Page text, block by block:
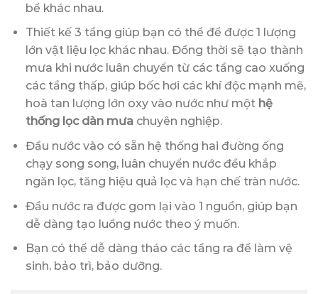
bể khác nhau.
Thiết kế 3 tầng giúp bạn có thể để được 1 lượng
lớn vật liệu lọc khác nhau. Đồng thời sẽ tạo thành
mưa khi nước luân chuyển từ các tầng cao xuống
các tầng thấp, giúp bốc hơi các khí độc mạnh mẽ,
hoà tan lượng lớn oxy vào nước như một hệ
thống lọc dàn mưachuyên nghiệp.
Đầu nước vào có sẵn hệ thống hai đường ống
chạy song song, luân chuyển nước đều khắp
ngăn lọc, tăng hiệu quả lọc và hạn chế tràn nước.
Đầu nước ra được gom lại vào 1 nguồn, giúp bạn
dễ dàng tạo luồng nước theo ý muốn.
Bạn có thể dễ dàng tháo các tầng ra để làm vệ
sinh, bảo trì, bảo dưỡng.